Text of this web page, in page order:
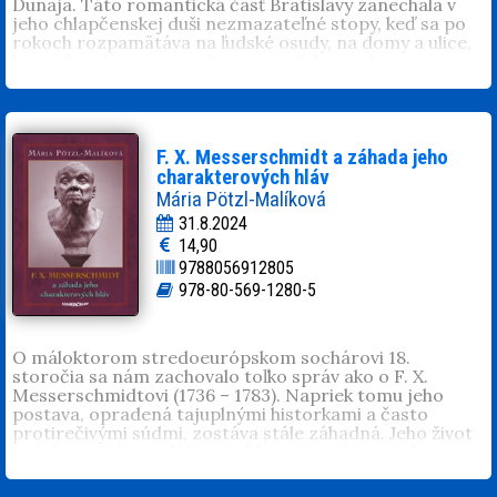
Slovenska. Je nositeľom Ceny Dušana Jurkoviča za
Centrálu VÚB a Ceny J. Satinského za prínos k
rekonštrukciám Bratislavy. Realizoval viaceré vily nad
Novosvetskej ulici bola publikovaná vo Svetovom atlase
architektúry Phaidon a nominovaná na Cenu EU.
Zaoberal sa kultúrnym kontextom mesta a krajiny.
Dunaja. Táto romantická časť Bratislavy zanechala v
jeho chlapčenskej duši nezmazateľné stopy, keď sa po
rokoch rozpamätáva na ľudské osudy, na domy a ulice,
krajiny, súčasťou histórie, ktorá sa prehnala mestom na
Dunaji.
F. X. Messerschmidt a záhada jeho
charakterových hláv
Mária Pötzl-Malíková
31.8.2024
14,90
9788056912805
978-80-569-1280-5
O máloktorom stredoeurópskom sochárovi 18.
storočia sa nám zachovalo toľko správ ako o F. X.
Messerschmidtovi (1736 – 1783). Napriek tomu jeho
postava, opradená tajuplnými historkami a často
protirečivými súdmi, zostáva stále záhadná. Jeho život